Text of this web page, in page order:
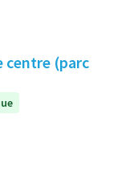
centre (parc